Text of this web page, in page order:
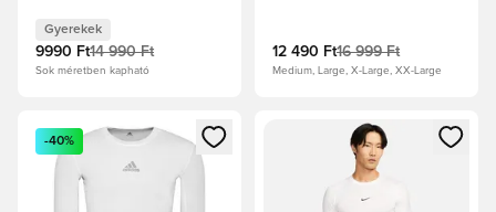
Gyerekek
9990 Ft14 990 Ft
Sok méretben kapható
12 490 Ft16 999 Ft
Medium, Large, X-Large, XX-Large
Megnyit egy modált a bejelentkezéshez vagy a tagként
-40%
Megnyit egy modált a